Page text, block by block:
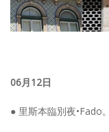
06月12日
● 里斯本臨別夜•Fado。